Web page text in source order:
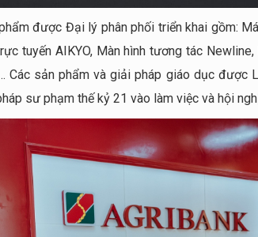
được Đại lý phân phối triển khai gồm:
tuyến AIKYO, Màn hình tương tác
Các sản phẩm và giải pháp giáo dục được
sư phạm thế kỷ 21 vào làm việc và hội